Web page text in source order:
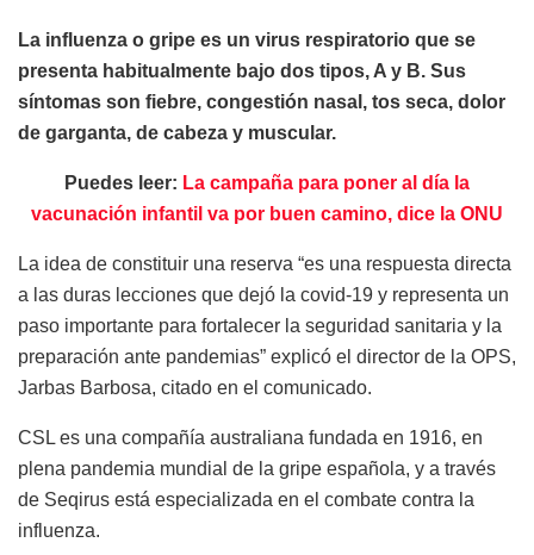
La influenza o gripe es un virus respiratorio que se
presenta habitualmente bajo dos tipos, A y B. Sus
síntomas son fiebre, congestión nasal, tos seca, dolor
de garganta, de cabeza y muscular.
Puedes leer: La campaña para poner al día la
vacunación infantil va por buen camino, dice la ONU
La idea de constituir una reserva “es una respuesta directa
a las duras lecciones que dejó la covid-19 y representa un
paso importante para fortalecer la seguridad sanitaria y la
preparación ante pandemias” explicó el director de la OPS,
Jarbas Barbosa, citado en el comunicado.
CSL es una compañía australiana fundada en 1916, en
plena pandemia mundial de la gripe española, y a través
de Seqirus está especializada en el combate contra la
influenza.